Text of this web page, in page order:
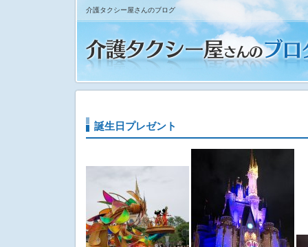
介護タクシー屋さんのブログ
誕生日プレゼント